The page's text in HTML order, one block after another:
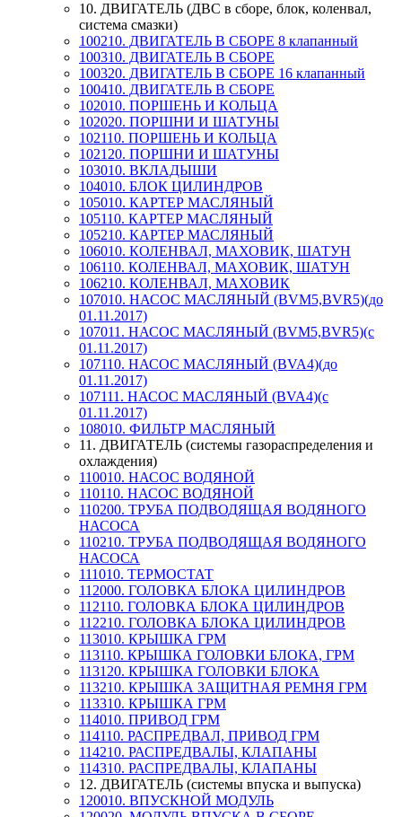
10. ДВИГАТЕЛЬ (ДВС в сборе, блок, коленвал,
система смазки)
100210. ДВИГАТЕЛЬ В СБОРЕ 8 клапанный
100310. ДВИГАТЕЛЬ В СБОРЕ
100320. ДВИГАТЕЛЬ В СБОРЕ 16 клапанный
100410. ДВИГАТЕЛЬ В СБОРЕ
102010. ПОРШЕНЬ И КОЛЬЦА
102020. ПОРШНИ И ШАТУНЫ
102110. ПОРШЕНЬ И КОЛЬЦА
102120. ПОРШНИ И ШАТУНЫ
103010. ВКЛАДЫШИ
104010. БЛОК ЦИЛИНДРОВ
105010. КАРТЕР МАСЛЯНЫЙ
105110. КАРТЕР МАСЛЯНЫЙ
105210. КАРТЕР МАСЛЯНЫЙ
106010. КОЛЕНВАЛ, МАХОВИК, ШАТУН
106110. КОЛЕНВАЛ, МАХОВИК, ШАТУН
106210. КОЛЕНВАЛ, МАХОВИК
107010. НАСОС МАСЛЯНЫЙ (BVM5,BVR5)(до
01.11.2017)
107011. НАСОС МАСЛЯНЫЙ (BVM5,BVR5)(с
01.11.2017)
107110. НАСОС МАСЛЯНЫЙ (BVA4)(до
01.11.2017)
107111. НАСОС МАСЛЯНЫЙ (BVA4)(с
01.11.2017)
108010. ФИЛЬТР МАСЛЯНЫЙ
11. ДВИГАТЕЛЬ (системы газораспределения и
охлаждения)
110010. НАСОС ВОДЯНОЙ
110110. НАСОС ВОДЯНОЙ
110200. ТРУБА ПОДВОДЯЩАЯ ВОДЯНОГО
НАСОСА
110210. ТРУБА ПОДВОДЯЩАЯ ВОДЯНОГО
НАСОСА
111010. ТЕРМОСТАТ
112000. ГОЛОВКА БЛОКА ЦИЛИНДРОВ
112110. ГОЛОВКА БЛОКА ЦИЛИНДРОВ
112210. ГОЛОВКА БЛОКА ЦИЛИНДРОВ
113010. КРЫШКА ГРМ
113110. КРЫШКА ГОЛОВКИ БЛОКА, ГРМ
113120. КРЫШКА ГОЛОВКИ БЛОКА
113210. КРЫШКА ЗАЩИТНАЯ РЕМНЯ ГРМ
113310. КРЫШКА ГРМ
114010. ПРИВОД ГРМ
114110. РАСПРЕДВАЛ, ПРИВОД ГРМ
114210. РАСПРЕДВАЛЫ, КЛАПАНЫ
114310. РАСПРЕДВАЛЫ, КЛАПАНЫ
12. ДВИГАТЕЛЬ (системы впуска и выпуска)
120010. ВПУСКНОЙ МОДУЛЬ